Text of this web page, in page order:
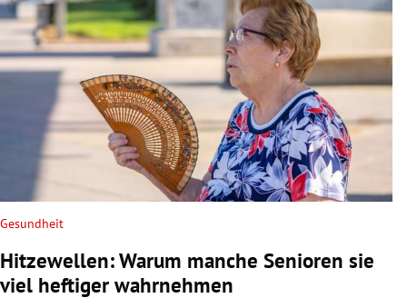
Untermenü
Untermenü
Gesundheit
Hitzewellen: Warum manche Senioren sie
viel heftiger wahrnehmen